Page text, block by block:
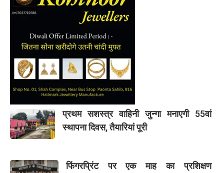
प्रथम सशस्त्र वाहिनी जुन्गा मनाएगी 55वां
स्थापना दिवस, तैयारियां पूरी
फिंगरप्रिंट पर एक माह का प्रशिक्षण